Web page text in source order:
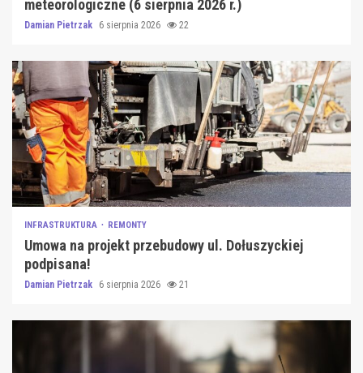
meteorologiczne (6 sierpnia 2026 r.)
Damian Pietrzak 6 sierpnia 2026 22
INFRASTRUKTURA REMONTY
Umowa na projekt przebudowy ul. Dołuszyckiej
podpisana!
Damian Pietrzak 6 sierpnia 2026 21